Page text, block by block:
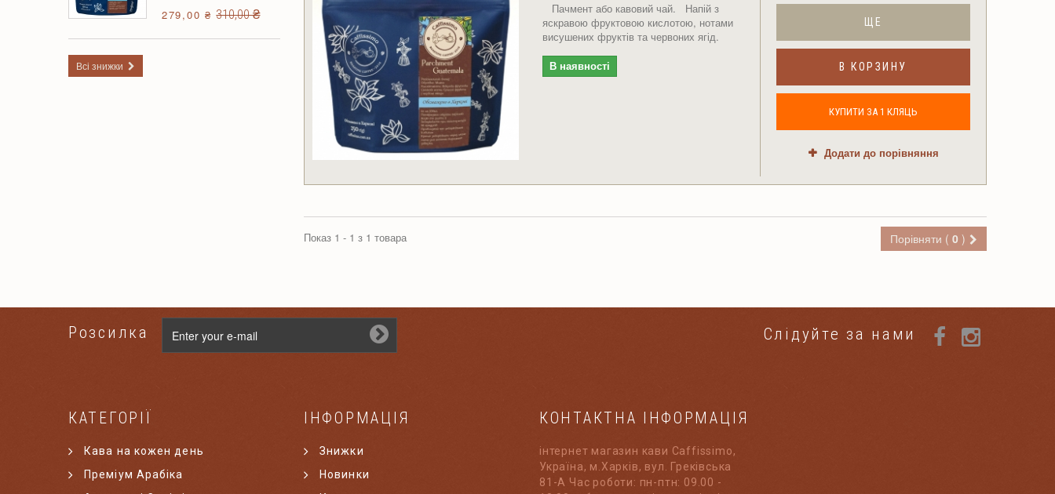
279,00 ₴310,00 ₴
Всі знижки
Пачмент або кавовий чай. Напій з
яскравою фруктовою кислотою, нотами
висушених фруктів та червоних ягід.
В наявності
ЩЕ
В КОРЗИНУ
КУПИТИ ЗА 1 КЛЯЦЬ
Додати до порівняння
Порівняти ( 0 )
Показ 1 - 1 з 1 товара
Розсилка Слідуйте за нами
КАТЕГОРІЇ
Кава на кожен день
Преміум Арабіка
ІНФОРМАЦІЯ
Знижки
Новинки
КОНТАКТНА ІНФОРМАЦІЯ
інтернет магазин кави Caffissimo,
Україна, м.Харків, вул. Греківська
81-А Час роботи: пн-птн: 09.00 -